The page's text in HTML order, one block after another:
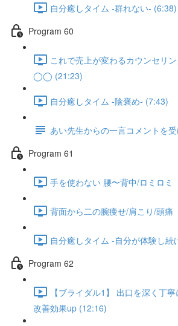
自分癒しタイム -群れない- (6:38)
Program 60
これで売上が変わるカウンセリ
◯◯ (21:23)
自分癒しタイム -陰褒め- (7:43)
あい先生からの一言コメントを受
Program 61
手を使わない 腰〜背中/ロミロミ
背面から二の腕痩せ/肩こり/頭痛
自分癒しタイム -自分が体験し続
Program 62
【ブライダル1】 出口を深く丁
改善効果up (12:16)